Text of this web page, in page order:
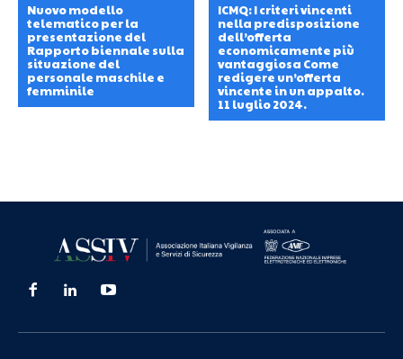
Nuovo modello
telematico per la
presentazione del
Rapporto biennale sulla
situazione del
personale maschile e
femminile
ICMQ: I criteri vincenti
nella predisposizione
dell’offerta
economicamente più
vantaggiosa Come
redigere un’offerta
vincente in un appalto.
11 luglio 2024.